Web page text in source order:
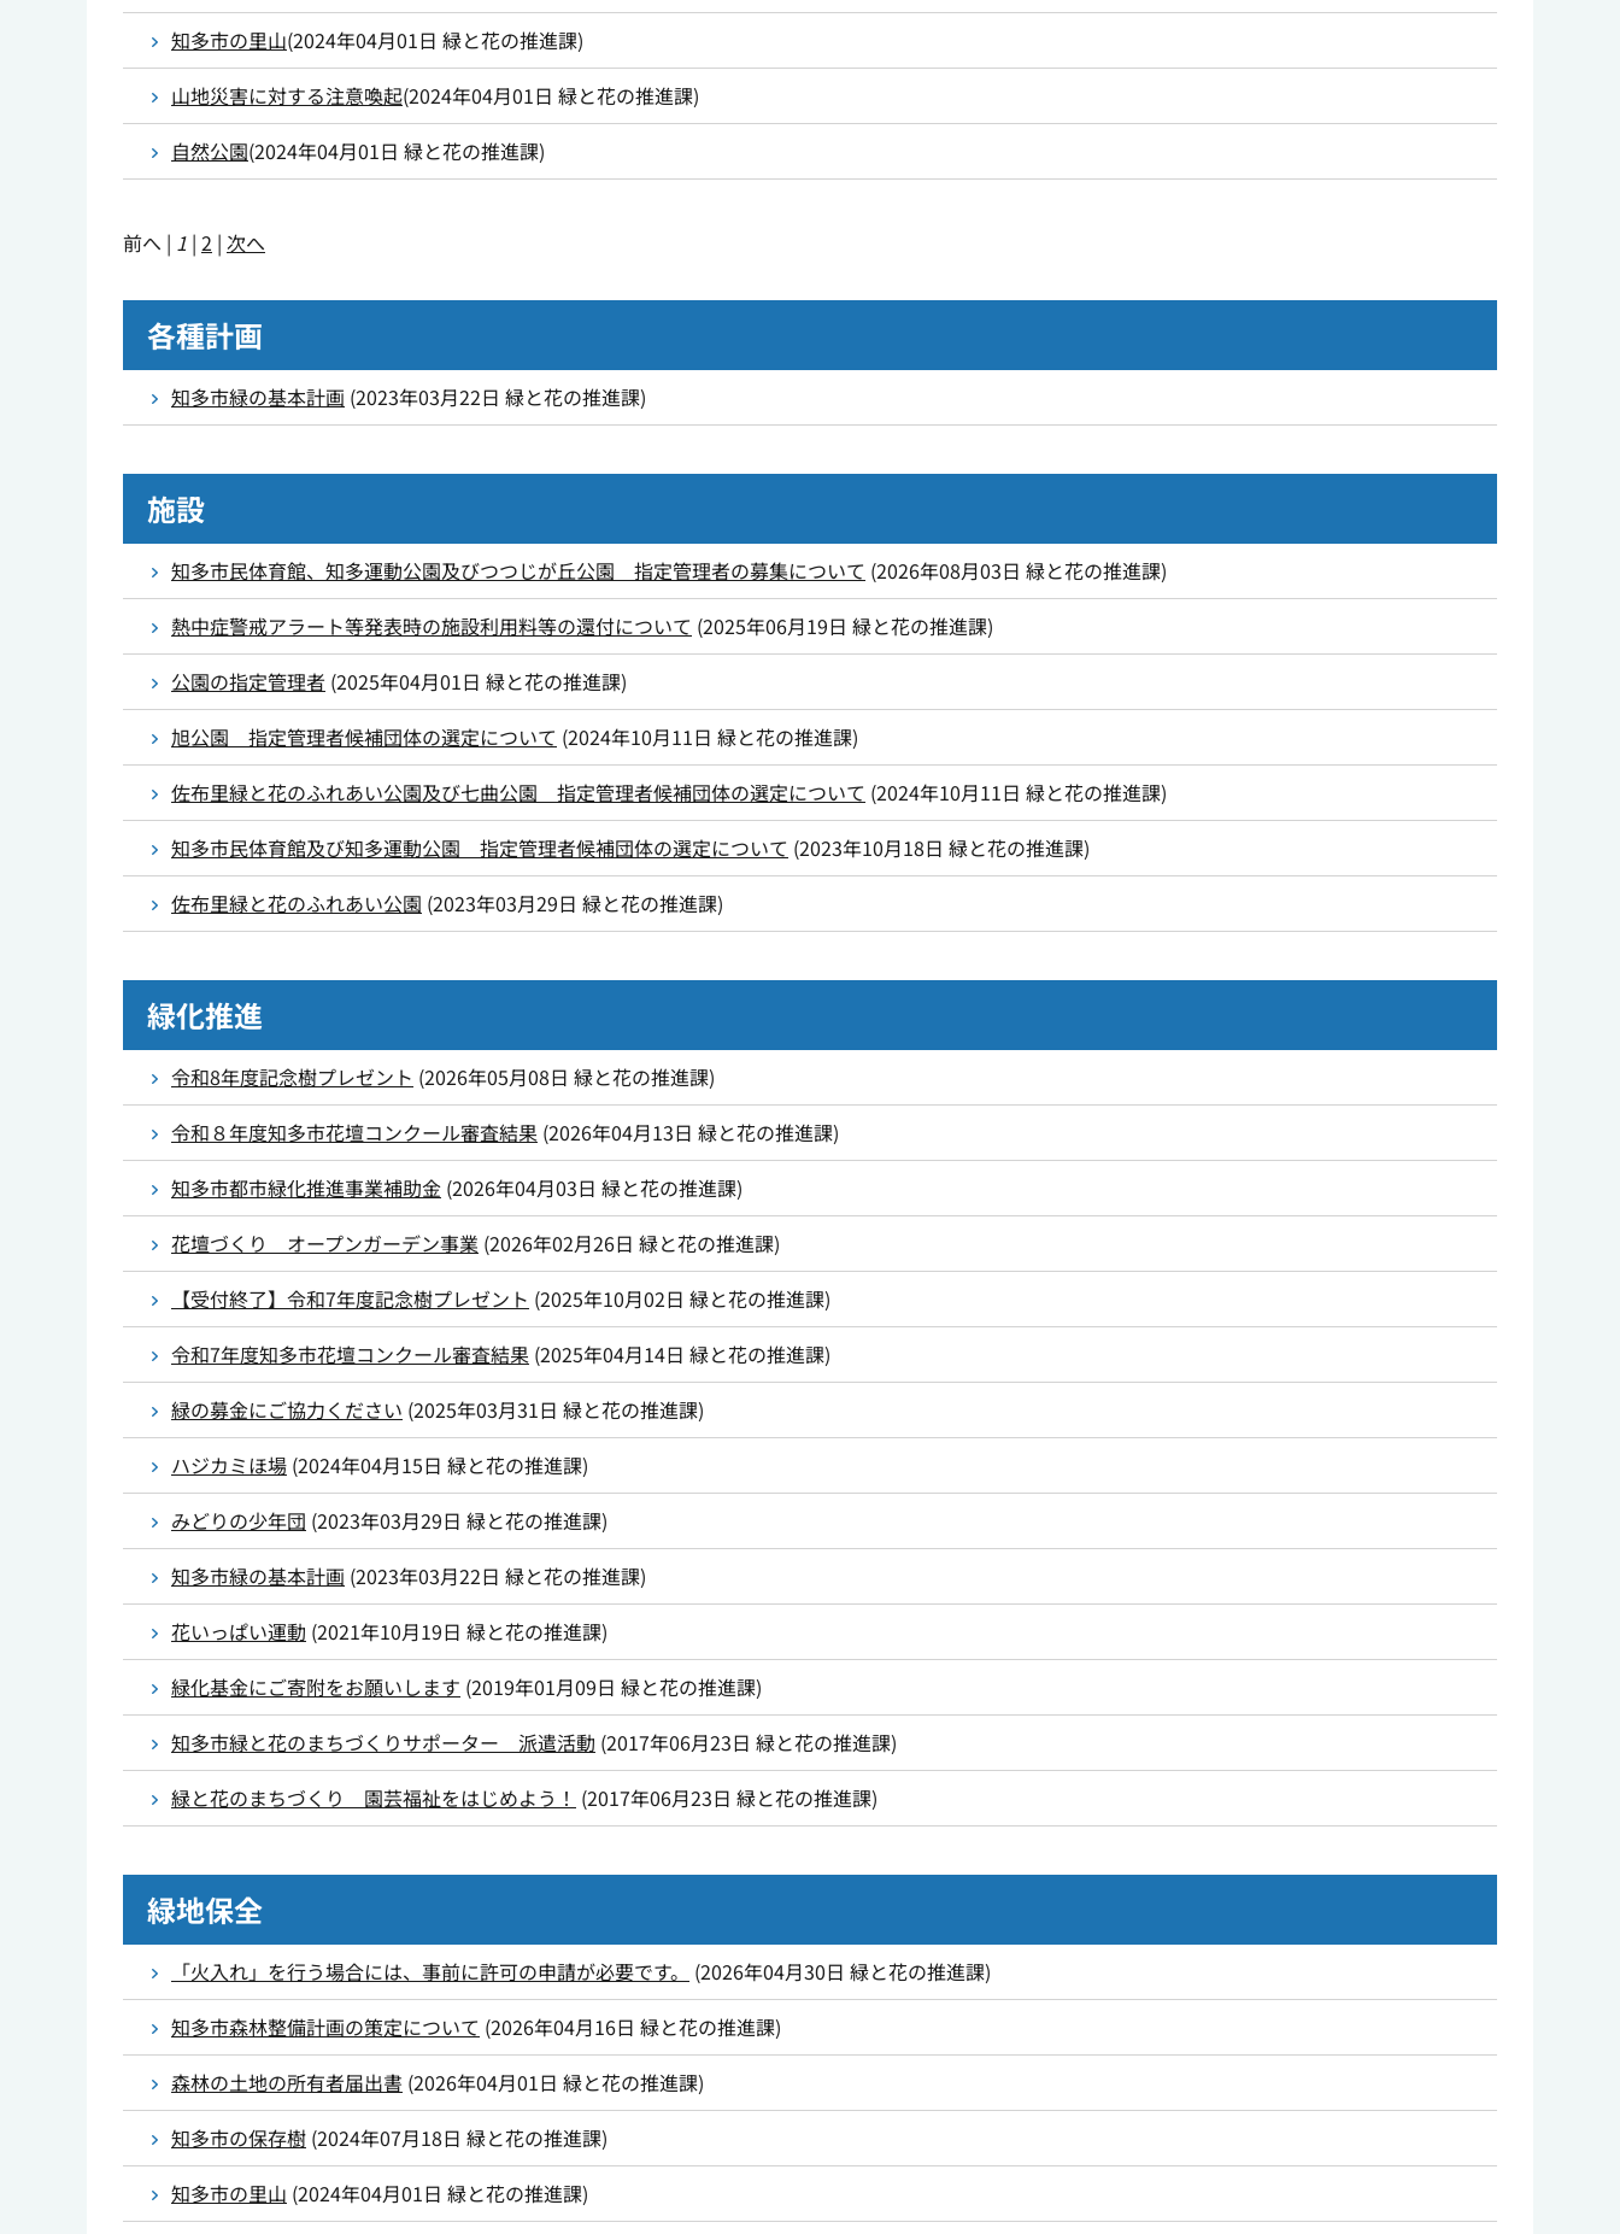
知多市の里山(2024年04月01日 緑と花の推進課)
山地災害に対する注意喚起(2024年04月01日 緑と花の推進課)
自然公園(2024年04月01日 緑と花の推進課)
前へ | 1 | 2 | 次へ
各種計画
知多市緑の基本計画 (2023年03月22日 緑と花の推進課)
施設
知多市民体育館、知多運動公園及びつつじが丘公園 指定管理者の募集について (2026年08月03日 緑と花の推進課)
熱中症警戒アラート等発表時の施設利用料等の還付について (2025年06月19日 緑と花の推進課)
公園の指定管理者 (2025年04月01日 緑と花の推進課)
旭公園 指定管理者候補団体の選定について (2024年10月11日 緑と花の推進課)
佐布里緑と花のふれあい公園及び七曲公園 指定管理者候補団体の選定について (2024年10月11日 緑と花の推進課)
知多市民体育館及び知多運動公園 指定管理者候補団体の選定について (2023年10月18日 緑と花の推進課)
佐布里緑と花のふれあい公園 (2023年03月29日 緑と花の推進課)
緑化推進
令和8年度記念樹プレゼント (2026年05月08日 緑と花の推進課)
令和８年度知多市花壇コンクール審査結果 (2026年04月13日 緑と花の推進課)
知多市都市緑化推進事業補助金 (2026年04月03日 緑と花の推進課)
花壇づくり オープンガーデン事業 (2026年02月26日 緑と花の推進課)
【受付終了】令和7年度記念樹プレゼント (2025年10月02日 緑と花の推進課)
令和7年度知多市花壇コンクール審査結果 (2025年04月14日 緑と花の推進課)
緑の募金にご協力ください (2025年03月31日 緑と花の推進課)
ハジカミほ場 (2024年04月15日 緑と花の推進課)
みどりの少年団 (2023年03月29日 緑と花の推進課)
知多市緑の基本計画 (2023年03月22日 緑と花の推進課)
花いっぱい運動 (2021年10月19日 緑と花の推進課)
緑化基金にご寄附をお願いします (2019年01月09日 緑と花の推進課)
知多市緑と花のまちづくりサポーター 派遣活動 (2017年06月23日 緑と花の推進課)
緑と花のまちづくり 園芸福祉をはじめよう！ (2017年06月23日 緑と花の推進課)
緑地保全
「火入れ」を行う場合には、事前に許可の申請が必要です。 (2026年04月30日 緑と花の推進課)
知多市森林整備計画の策定について (2026年04月16日 緑と花の推進課)
森林の土地の所有者届出書 (2026年04月01日 緑と花の推進課)
知多市の保存樹 (2024年07月18日 緑と花の推進課)
知多市の里山 (2024年04月01日 緑と花の推進課)